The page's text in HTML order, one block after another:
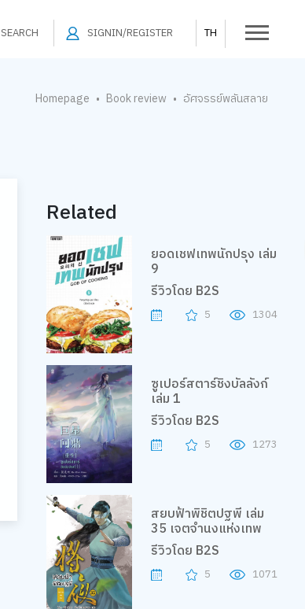
SEARCH SIGNIN/REGISTER TH
Homepage • Book review • อัศจรรย์พลันสลาย
Related
ยอดเชฟเทพนักปรุง เล่ม
9
รีวิวโดย B2S
5 1304
ซูเปอร์สตาร์ชิงบัลลังก์
เล่ม 1
รีวิวโดย B2S
5 1273
สยบฟ้าพิชิตปฐพี เล่ม
35 เจตจำนงแห่งเทพ
รีวิวโดย B2S
5 1071